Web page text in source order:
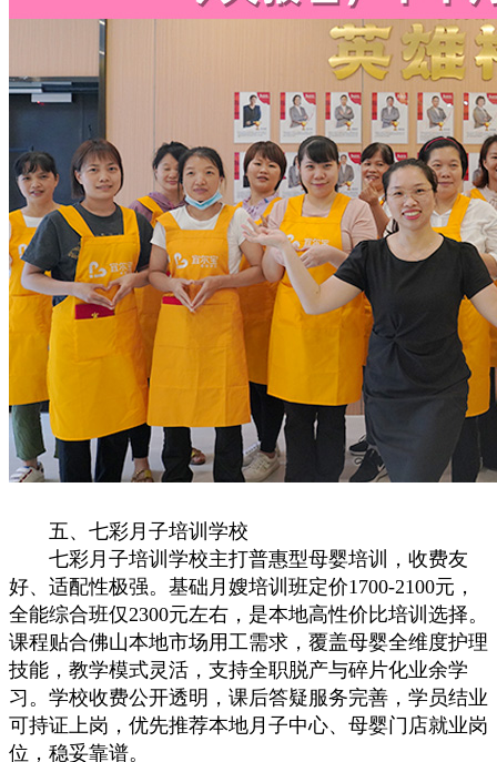
五、七彩月子培训学校
七彩月子培训学校主打普惠型母婴培训，收费友
好、适配性极强。基础月嫂培训班定价1700-2100元，
全能综合班仅2300元左右，是本地高性价比培训选择。
课程贴合佛山本地市场用工需求，覆盖母婴全维度护理
技能，教学模式灵活，支持全职脱产与碎片化业余学
习。学校收费公开透明，课后答疑服务完善，学员结业
可持证上岗，优先推荐本地月子中心、母婴门店就业岗
位，稳妥靠谱。